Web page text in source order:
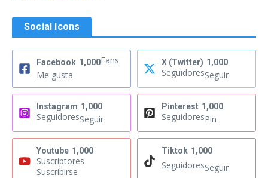
Social Icons
Facebook 1,000Fans
Me gusta
X (Twitter) 1,000
SeguidoresSeguir
Instagram 1,000
SeguidoresSeguir
Pinterest 1,000
SeguidoresPin
Youtube 1,000
Suscriptores
Suscribirse
Tiktok 1,000
SeguidoresSeguir